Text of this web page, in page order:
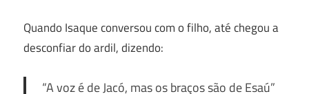
Quando Isaque conversou com o filho, até chegou a
desconfiar do ardil, dizendo:
“A voz é de Jacó, mas os braços são de Esaú”